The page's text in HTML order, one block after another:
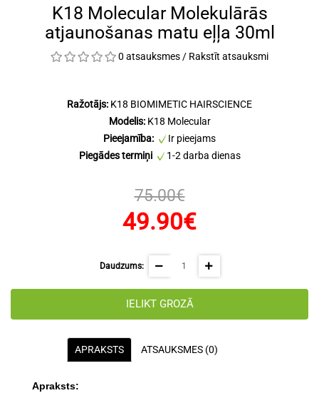
K18 Molecular Molekulārās
atjaunošanas matu eļļa 30ml
0 atsauksmes / Rakstīt atsauksmi
Ražotājs: K18 BIOMIMETIC HAIRSCIENCE
Modelis:K18 Molecular
Pieejamība:
Ir pieejams
Piegādes termiņi
1-2 darba dienas
75.00€
49.90€
Daudzums:
IELIKT GROZĀ
APRAKSTS ATSAUKSMES (0)
Apraksts: